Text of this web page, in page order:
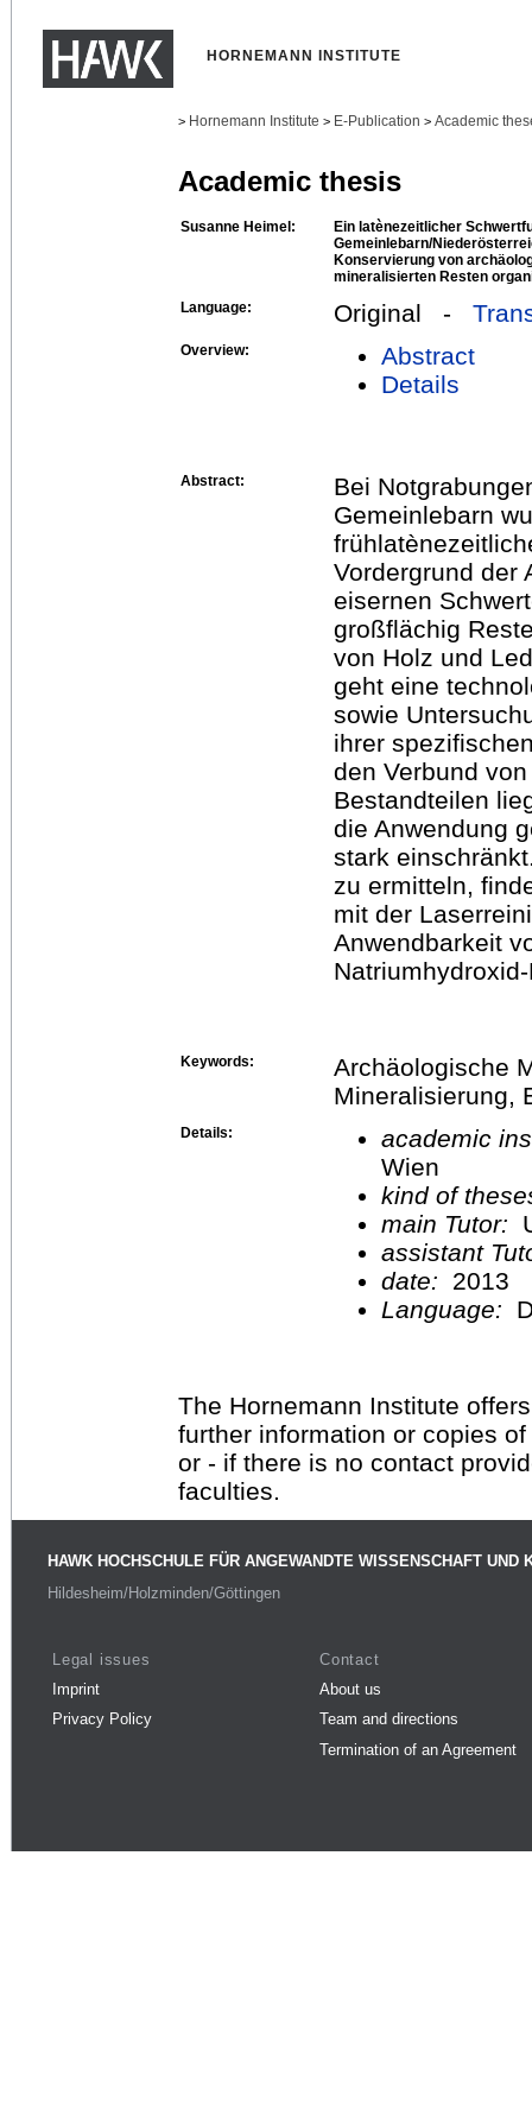
HORNEMANN INSTITUTE
> Hornemann Institute > E-Publication > Academic
Academic thesis
Susanne Heimel:
Ein latènezeitlicher
Gemeinlebarn/
Konservierung von
mineralisierten Resten
Language:
Original -
Overview:
Abstract
Details
Abstract:
Bei
Gemeinlebarn
Vordergrund der
eisernen
großflächig
von Holz und
geht eine
sowie
ihrer
den Verbund
Bestandteilen
die Anwendung
stark
zu ermitteln,
mit der
Anwendbarkeit
Keywords:
Archäologische
Mineralisierung,
Details:
academic
Wien
kind of
main Tutor:
assistant
date:
2013
Language:
The Hornemann Institute
further information or copies
or - if there is no contact
faculties.
HAWK HOCHSCHULE FÜR ANGEWANDTE WISSENSCHAFT UND
Hildesheim/Holzminden/Göttingen
Legal issues
Imprint
Privacy Policy
Contact
About us
Team and directions
Termination of an Agreement